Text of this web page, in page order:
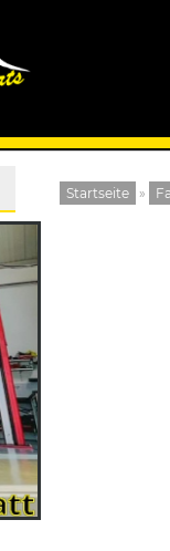
Startseite »